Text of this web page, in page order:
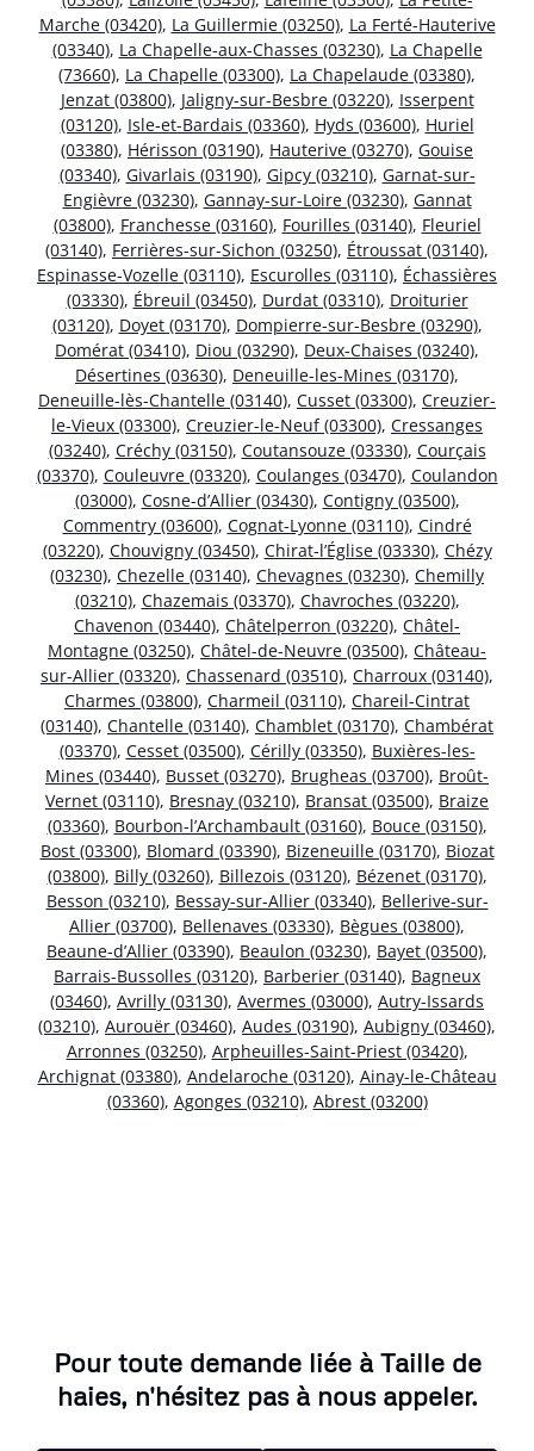
Marche (03420), La Guillermie (03250), La Ferté-Hauterive
(03340), La Chapelle-aux-Chasses (03230), La Chapelle
(73660), La Chapelle (03300), La Chapelaude (03380),
Jenzat (03800), Jaligny-sur-Besbre (03220), Isserpent
(03120), Isle-et-Bardais (03360), Hyds (03600), Huriel
(03380), Hérisson (03190), Hauterive (03270), Gouise
(03340), Givarlais (03190), Gipcy (03210), Garnat-sur-
Engièvre (03230), Gannay-sur-Loire (03230), Gannat
(03800), Franchesse (03160), Fourilles (03140), Fleuriel
(03140), Ferrières-sur-Sichon (03250), Étroussat (03140),
Espinasse-Vozelle (03110), Escurolles (03110), Échassières
(03330), Ébreuil (03450), Durdat (03310), Droiturier
(03120), Doyet (03170), Dompierre-sur-Besbre (03290),
Domérat (03410), Diou (03290), Deux-Chaises (03240),
Désertines (03630), Deneuille-les-Mines (03170),
Deneuille-lès-Chantelle (03140), Cusset (03300), Creuzier-
le-Vieux (03300), Creuzier-le-Neuf (03300), Cressanges
(03240), Créchy (03150), Coutansouze (03330), Courçais
(03370), Couleuvre (03320), Coulanges (03470), Coulandon
(03000), Cosne-d’Allier (03430), Contigny (03500),
Commentry (03600), Cognat-Lyonne (03110), Cindré
(03220), Chouvigny (03450), Chirat-l’Église (03330), Chézy
(03230), Chezelle (03140), Chevagnes (03230), Chemilly
(03210), Chazemais (03370), Chavroches (03220),
Chavenon (03440), Châtelperron (03220), Châtel-
Montagne (03250), Châtel-de-Neuvre (03500), Château-
sur-Allier (03320), Chassenard (03510), Charroux (03140),
Charmes (03800), Charmeil (03110), Chareil-Cintrat
(03140), Chantelle (03140), Chamblet (03170), Chambérat
(03370), Cesset (03500), Cérilly (03350), Buxières-les-
Mines (03440), Busset (03270), Brugheas (03700), Broût-
Vernet (03110), Bresnay (03210), Bransat (03500), Braize
(03360), Bourbon-l’Archambault (03160), Bouce (03150),
Bost (03300), Blomard (03390), Bizeneuille (03170), Biozat
(03800), Billy (03260), Billezois (03120), Bézenet (03170),
Besson (03210), Bessay-sur-Allier (03340), Bellerive-sur-
Allier (03700), Bellenaves (03330), Bègues (03800),
Beaune-d’Allier (03390), Beaulon (03230), Bayet (03500),
Barrais-Bussolles (03120), Barberier (03140), Bagneux
(03460), Avrilly (03130), Avermes (03000), Autry-Issards
(03210), Aurouër (03460), Audes (03190), Aubigny (03460),
Arronnes (03250), Arpheuilles-Saint-Priest (03420),
Archignat (03380), Andelaroche (03120), Ainay-le-Château
(03360), Agonges (03210), Abrest (03200)
Pour toute demande liée à Taille de
haies, n'hésitez pas à nous appeler.